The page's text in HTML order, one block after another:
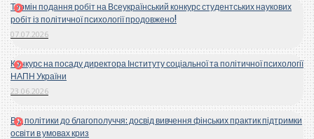
Термін подання робіт на Всеукраїнський конкурс студентських наукових
робіт із політичної психології продовжено!
07.07.2026
Конкурс на посаду директора Інституту соціальної та політичної психології
НАПН України
23.06.2026
Від політики до благополуччя: досвід вивчення фінських практик підтримки
освіти в умовах криз